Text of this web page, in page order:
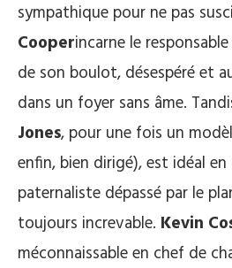
sympathique pour ne pas
Cooperincarne le
de son boulot, désespéré et
dans un foyer sans âme.
Jones, pour une fois un
enfin, bien dirigé), est idéal
paternaliste dépassé par le
toujours increvable. Kevin
méconnaissable en chef de